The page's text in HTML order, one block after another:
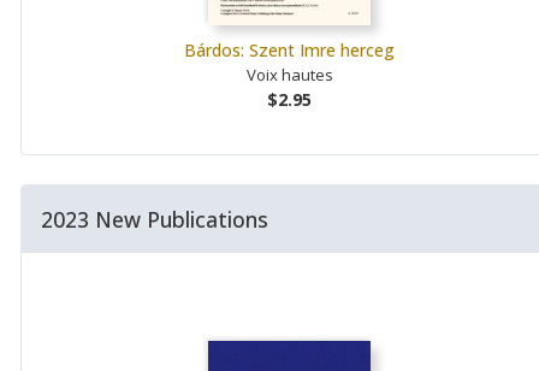
Bárdos: Szent Imre herceg
Voix hautes
$2.95
2023 New Publications